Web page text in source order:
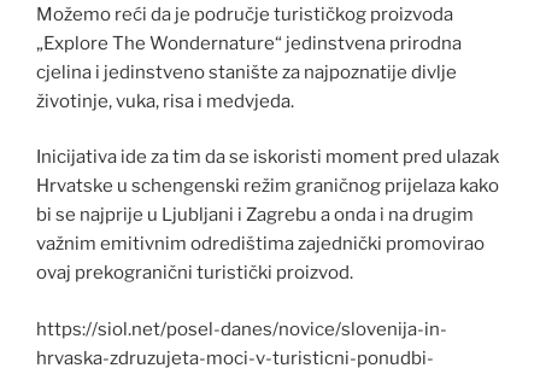
Možemo reći da je područje turističkog proizvoda
„Explore The Wondernature“ jedinstvena prirodna
cjelina i jedinstveno stanište za najpoznatije divlje
životinje, vuka, risa i medvjeda.
Inicijativa ide za tim da se iskoristi moment pred ulazak
Hrvatske u schengenski režim graničnog prijelaza kako
bi se najprije u Ljubljani i Zagrebu a onda i na drugim
važnim emitivnim odredištima zajednički promovirao
ovaj prekogranični turistički proizvod.
https://siol.net/posel-danes/novice/slovenija-in-
hrvaska-zdruzujeta-moci-v-turisticni-ponudbi-